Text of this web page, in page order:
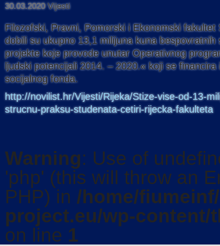
30.03.2020Vijesti
Filozofski, Pravni, Pomorski i Ekonomski fakultet
dobili su ukupno 13,1 milijuna kuna bespovratnih
projekte koje provode unutar Operativnog
ljudski potencijali 2014. – 2020.« koji se financira
socijalnog fonda.
http://novilist.hr/Vijesti/Rijeka/Stize-vise-od-13-
strucnu-praksu-studenata-cetiri-rijecka-fakulteta
Warning: Use of
'php' (this will throw an
PHP) in /home/
project.eu/wp-content/
on line 1